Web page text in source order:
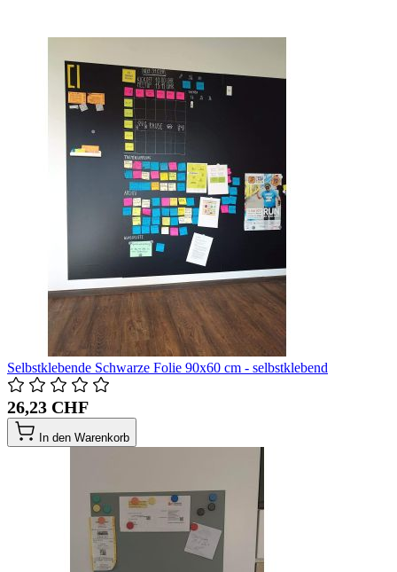
Selbstklebende Schwarze Folie 90x60 cm - selbstklebend
26,23 CHF
In den Warenkorb